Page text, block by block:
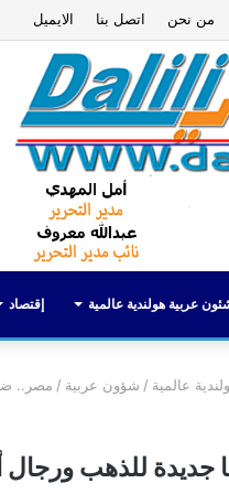
من نحن اتصل بنا الايميل
عربية هولندية عالمية إقتصاد
عالمية / شؤون عربية / مصر..
للذهب ورجال